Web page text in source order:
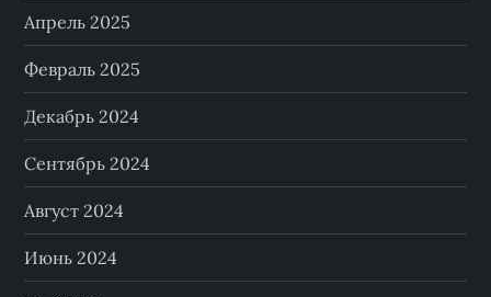
Апрель 2025
Февраль 2025
Декабрь 2024
Сентябрь 2024
Август 2024
Июнь 2024